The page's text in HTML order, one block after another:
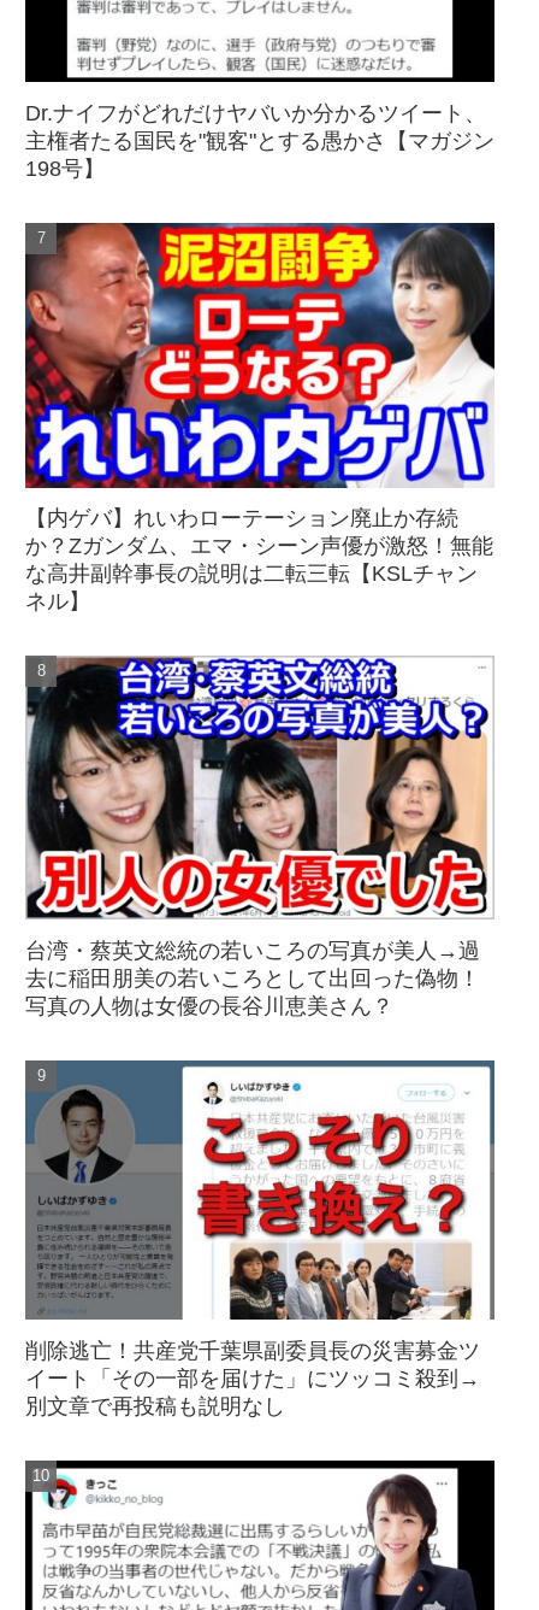
Dr.ナイフがどれだけヤバいか分かるツイート、
主権者たる国民を"観客"とする愚かさ【マガジン
198号】
【内ゲバ】れいわローテーション廃止か存続
か？Zガンダム、エマ・シーン声優が激怒！無能
な高井副幹事長の説明は二転三転【KSLチャン
ネル】
台湾・蔡英文総統の若いころの写真が美人→過
去に稲田朋美の若いころとして出回った偽物！
写真の人物は女優の長谷川恵美さん？
削除逃亡！共産党千葉県副委員長の災害募金ツ
イート「その一部を届けた」にツッコミ殺到→
別文章で再投稿も説明なし